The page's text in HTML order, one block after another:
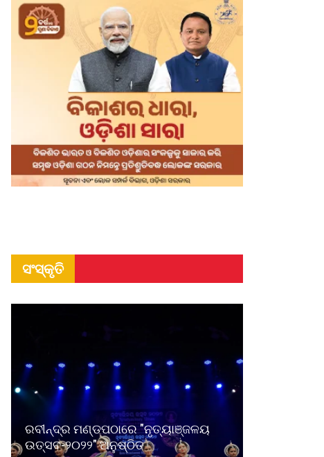
ସଂସ୍କୃତି
ରବୀନ୍ଦ୍ର ମଣ୍ଡପଠାରେ "ନୃତ୍ୟାଞ୍ଜଳୟ
ଉତ୍ସବ-୨୦୨୨" ଅନୁଷ୍ଠିତ